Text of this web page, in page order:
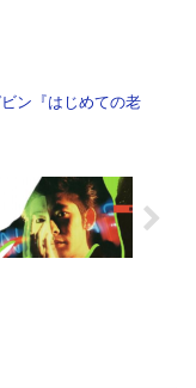
ビン『はじめての老